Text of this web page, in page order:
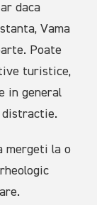
daca
Vama
Poate
turistice,
in general
mergeti la o